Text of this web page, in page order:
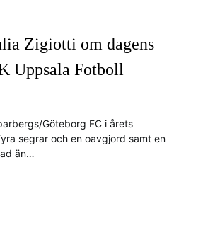
Zigiotti om dagens
Uppsala Fotboll
Göteborg FC i årets
segrar och en oavgjord samt en
än…